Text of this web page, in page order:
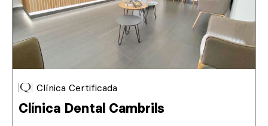
Clínica Certificada
Clínica Dental Cambrils